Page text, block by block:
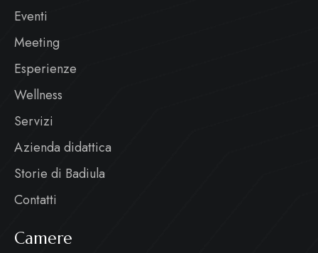
Eventi
Meeting
Esperienze
Wellness
Servizi
Azienda didattica
Storie di Badiula
Contatti
Camere